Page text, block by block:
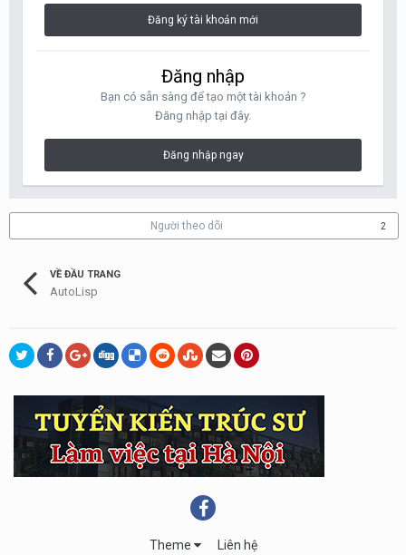
Đăng ký tài khoản mới
Đăng nhập
Bạn có sẵn sàng để tạo một tài khoản ?
Đăng nhập tại đây.
Đăng nhập ngay
Người theo dõi 2
VỀ ĐẦU TRANG
AutoLisp
Theme Liên hệ